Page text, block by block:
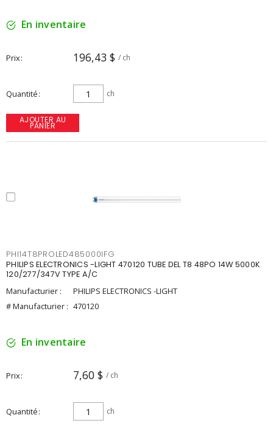
En inventaire
Prix 196,43 $ / ch
Quantité ch
AJOUTER AU
PANIER
PHI14T8PROLED485000IFG
PHILIPS ELECTRONICS -LIGHT 470120 TUBE DEL T8 48PO 14W 5000K
120/277/347V TYPE A/C
Manufacturier :
PHILIPS ELECTRONICS -LIGHT
# Manufacturier : 470120
En inventaire
Prix 7,60 $ / ch
Quantité ch